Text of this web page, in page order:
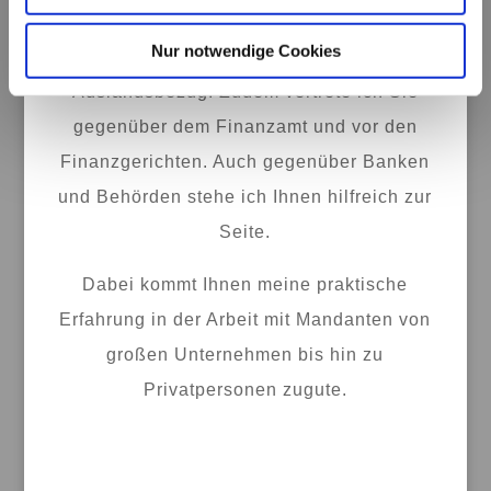
Nur notwendige Cookies
auch in der Gestaltung komplexer
steuerlicher Sachverhalte – auch mit
Auslandsbezug. Zudem vertrete ich Sie
gegenüber dem Finanzamt und vor den
Finanzgerichten. Auch gegenüber Banken
und Behörden stehe ich Ihnen hilfreich zur
Seite.
Dabei kommt Ihnen meine praktische
Erfahrung in der Arbeit mit Mandanten von
großen Unternehmen bis hin zu
Privatpersonen zugute.